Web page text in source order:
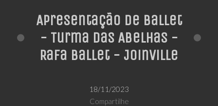
Apresentação de Ballet
- Turma das Abelhas -
Rafa Ballet - Joinville
18/11/2023
Compartilhe